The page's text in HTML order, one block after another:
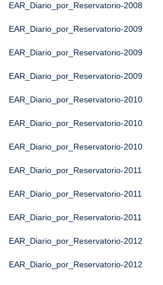
EAR_Diario_por_Reservatorio-2008
EAR_Diario_por_Reservatorio-2009
EAR_Diario_por_Reservatorio-2009
EAR_Diario_por_Reservatorio-2009
EAR_Diario_por_Reservatorio-2010
EAR_Diario_por_Reservatorio-2010
EAR_Diario_por_Reservatorio-2010
EAR_Diario_por_Reservatorio-2011
EAR_Diario_por_Reservatorio-2011
EAR_Diario_por_Reservatorio-2011
EAR_Diario_por_Reservatorio-2012
EAR_Diario_por_Reservatorio-2012